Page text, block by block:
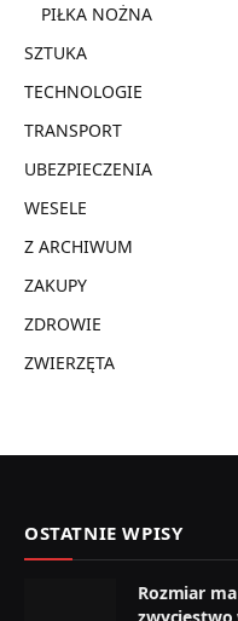
PIŁKA NOŻNA
SZTUKA
TECHNOLOGIE
TRANSPORT
UBEZPIECZENIA
WESELE
Z ARCHIWUM
ZAKUPY
ZDROWIE
ZWIERZĘTA
OSTATNIE WPISY
Rozmiar